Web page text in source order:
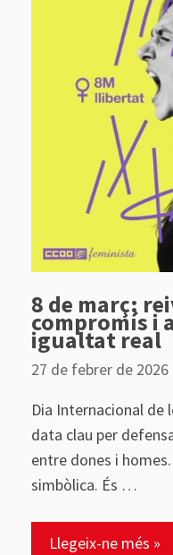
8 de març:
compromís i
igualtat real
27 de febrer de 2026
Dia Internacional de
data clau per
entre dones i
simbòlica. És …
Llegeix-ne més »